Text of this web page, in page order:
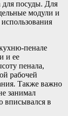
для посуды. Для
модули и
пенале
и ее
пенала,
рабочей
Также важно
занимал
вписывался в